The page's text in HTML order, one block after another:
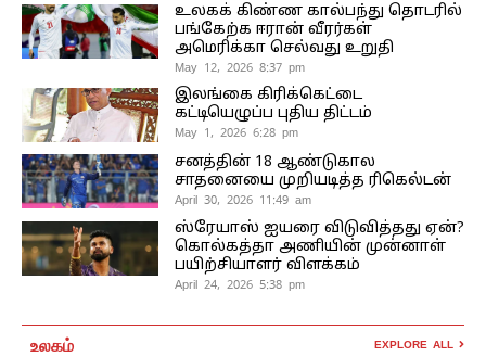
உலகக் கிண்ண கால்பந்து தொடரில்
பங்கேற்க ஈரான் வீரர்கள்
அமெரிக்கா செல்வது உறுதி
May 12, 2026 8:37 pm
இலங்கை கிரிக்கெட்டை
கட்டியெழுப்ப புதிய திட்டம்
May 1, 2026 6:28 pm
சனத்தின் 18 ஆண்டுகால
சாதனையை முறியடித்த ரிகெல்டன்
April 30, 2026 11:49 am
ஸ்ரேயாஸ் ஐயரை விடுவித்தது ஏன்?
கொல்கத்தா அணியின் முன்னாள்
பயிற்சியாளர் விளக்கம்
April 24, 2026 5:38 pm
உலகம் EXPLORE ALL